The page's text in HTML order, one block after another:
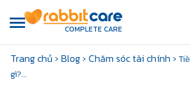
COMPLETE CARE
Trang chủ › Blog› Chăm sóc tài chính ›
gì?...